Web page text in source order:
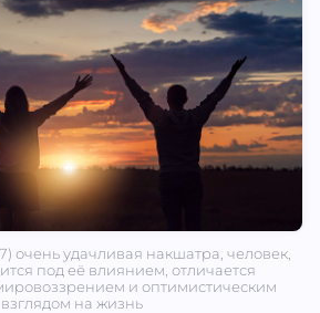
очень удачливая накшатра, человек,
под её влиянием, отличается
и оптимистическим
взглядом на жизнь